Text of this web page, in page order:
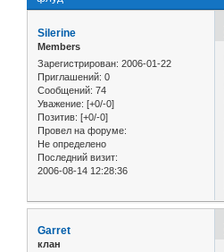
Silerine
Members
Зарегистрирован: 2006-01-22
Приглашений: 0
Сообщений: 74
Уважение: [+0/-0]
Позитив: [+0/-0]
Провел на форуме:
Не определено
Последний визит:
2006-08-14 12:28:36
Garret
клан